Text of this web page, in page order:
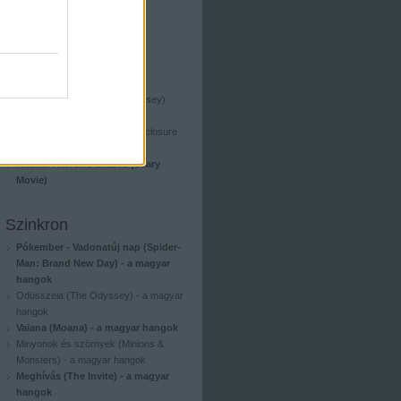
Kritika: Odüsszeia (The Odyssey)
Kritika: A leleplezés napja (Disclosure
Kritika: Horrorra akadva (Scary
Movie)
Szinkron
Pókember - Vadonatúj nap (Spider-
Man: Brand New Day) - a magyar
hangok
Odüsszeia (The Odyssey) - a magyar
hangok
Vaiana (Moana) - a magyar hangok
Minyonok és szörnyek (Minions &
Monsters) - a magyar hangok
Meghívás (The Invite) - a magyar
hangok